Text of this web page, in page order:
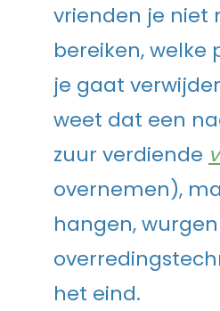
vrienden je niet
bereiken, welke
je gaat
weet dat een
zuur verdiende
overnemen),
hangen,
het eind.